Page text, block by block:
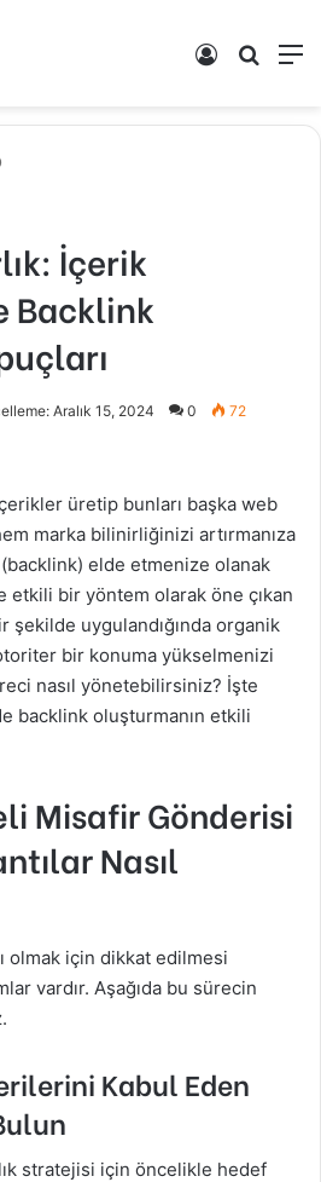
Kayıt Ol
İçerik
Backlink
Aralık 15, 2024 0 72
üretip bunları başka web
marka bilinirliğinizi artırmanıza
elde etmenize olanak
etkili bir yöntem olarak öne çıkan
şekilde uygulandığında organik
bir konuma yükselmenizi
nasıl yönetebilirsiniz? İşte
backlink oluşturmanın etkili
Misafir Gönderisi
Nasıl
olmak için dikkat edilmesi
vardır. Aşağıda bu sürecin
Kabul Eden
stratejisi için öncelikle hedef